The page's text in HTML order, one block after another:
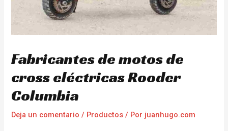
Fabricantes de motos de
cross eléctricas Rooder
Columbia
Deja un comentario / Productos / Por juanhugo.com